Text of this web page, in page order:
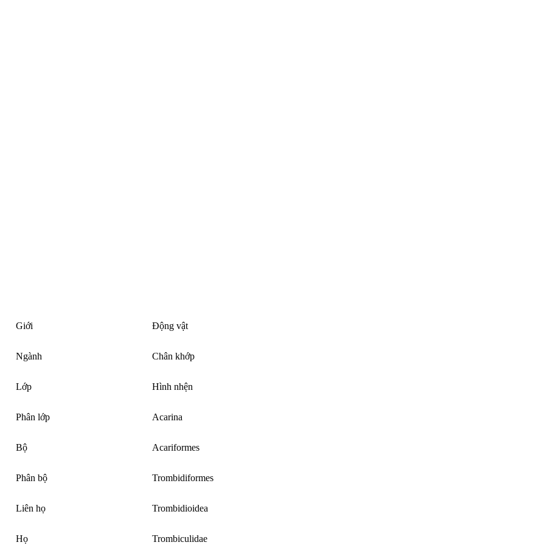
Giới Động vật
Ngành Chân khớp
Lớp Hình nhện
Phân lớp Acarina
Bộ Acariformes
Phân bộ Trombidiformes
Liên họ Trombidioidea
Họ Trombiculidae